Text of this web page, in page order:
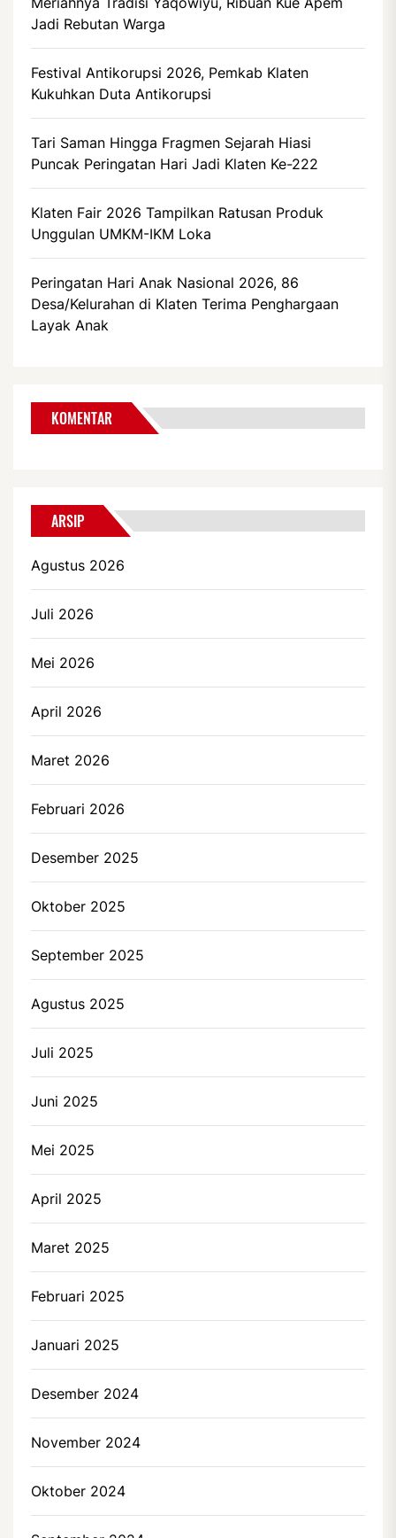
Jadi Rebutan Warga
Festival Antikorupsi 2026, Pemkab Klaten
Kukuhkan Duta Antikorupsi
Tari Saman Hingga Fragmen Sejarah Hiasi
Puncak Peringatan Hari Jadi Klaten Ke-222
Klaten Fair 2026 Tampilkan Ratusan Produk
Unggulan UMKM-IKM Loka
Peringatan Hari Anak Nasional 2026, 86
Desa/Kelurahan di Klaten Terima Penghargaan
Layak Anak
KOMENTAR
ARSIP
Agustus 2026
Juli 2026
Mei 2026
April 2026
Maret 2026
Februari 2026
Desember 2025
Oktober 2025
September 2025
Agustus 2025
Juli 2025
Juni 2025
Mei 2025
April 2025
Maret 2025
Februari 2025
Januari 2025
Desember 2024
November 2024
Oktober 2024